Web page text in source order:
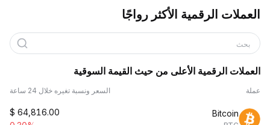
العملات الرقمية الأكثر رواجًا
بحث
العملات الرقمية الأعلى من حيث القيمة السوقية
عملة السعر ونسبة تغيره خلال 24 ساعة
Bitcoin
$ 64,816.00